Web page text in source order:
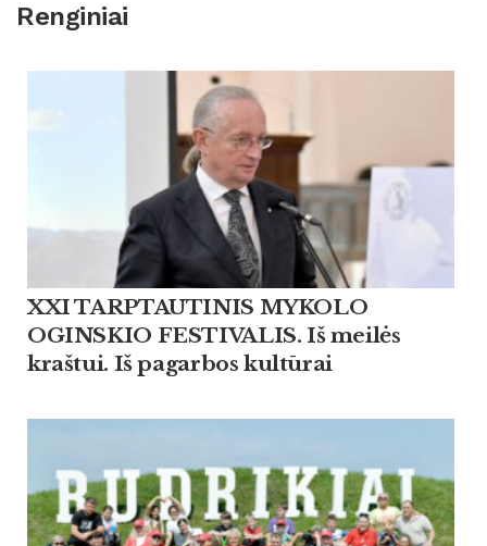
Renginiai
XXI TARPTAUTINIS MYKOLO
OGINSKIO FESTIVALIS. Iš meilės
kraštui. Iš pagarbos kultūrai